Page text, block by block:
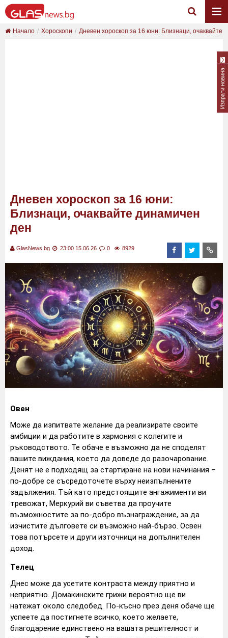
Начало Хороскопи Дневен хороскоп за 16 юни: Близнаци, очаквайте ...
Дневен хороскоп за 16 юни:
Близнаци, очаквайте динамичен
ден
GlasNews.bg 23:00 15.06.26 0 8929
Овен
Може да изпитвате желание да реализирате своите
амбиции и да работите в хармония с колегите и
ръководството. Те обаче е възможно да не споделят
вашите виждания, което да доведе до разочарование.
Денят не е подходящ за стартиране на нови начинания –
по-добре се съсредоточете върху неизпълнените
задължения. Тъй като предстоящите ангажименти ви
тревожат, Меркурий ви съветва да проучите
възможностите за по-добро възнаграждение, за да
изчистите дълговете си възможно най-бързо. Освен
това потърсете и други източници на допълнителен
доход.
Телец
Днес може да усетите контраста между приятно и
неприятно. Домакинските грижи вероятно ще ви
натежат около следобед. По-късно през деня обаче ще
успеете да постигнете всичко, което желаете,
благодарение единствено на вашата решителност и
Изпрати новина